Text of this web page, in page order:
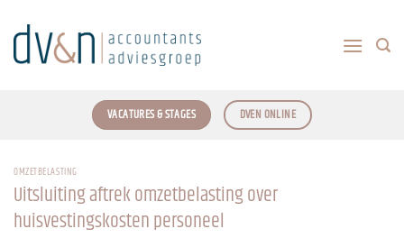
naar
inhoud
VACATURES & STAGES DVEN ONLINE
OMZETBELASTING
Uitsluiting aftrek omzetbelasting over
huisvestingskosten personeel